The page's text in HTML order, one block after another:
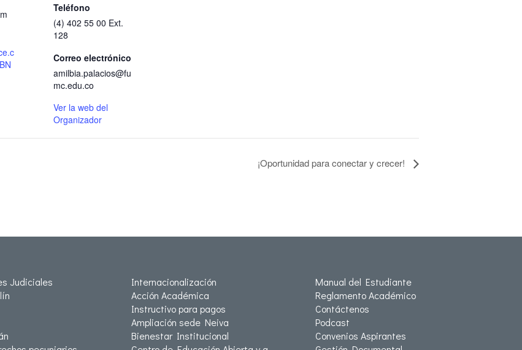
Teléfono
(4) 402 55 00 Ext.
128
Correo electrónico
amilbia.palacios@fu
mc.edu.co
Ver la web del
Organizador
¡Oportunidad para conectar y crecer!
Judiciales
Internacionalización
Acción Académica
Instructivo para pagos
Ampliación sede Neiva
Bienestar Institucional
Manual del Estudiante
Reglamento Académico
Contáctenos
Podcast
Convenios Aspirantes